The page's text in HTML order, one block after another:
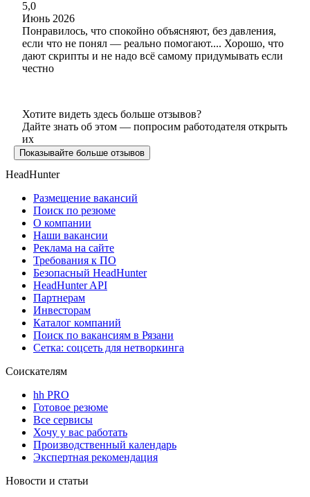
5,0
Июнь 2026
Понравилось, что спокойно объясняют, без давления,
если что не понял — реально помогают.... Хорошо, что
дают скрипты и не надо всё самому придумывать если
честно
Хотите видеть здесь больше отзывов?
Дайте знать об этом — попросим работодателя открыть
их
Показывайте больше отзывов
HeadHunter
Размещение вакансий
Поиск по резюме
О компании
Наши вакансии
Реклама на сайте
Требования к ПО
Безопасный HeadHunter
HeadHunter API
Партнерам
Инвесторам
Каталог компаний
Поиск по вакансиям в Рязани
Сетка: соцсеть для нетворкинга
Соискателям
hh PRO
Готовое резюме
Все сервисы
Хочу у вас работать
Производственный календарь
Экспертная рекомендация
Новости и статьи